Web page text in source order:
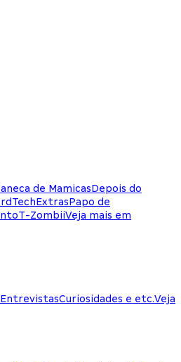
de MamicasDepois do
ExtrasPapo de
T-ZombiiVeja mais em
EntrevistasCuriosidades e etc.Veja